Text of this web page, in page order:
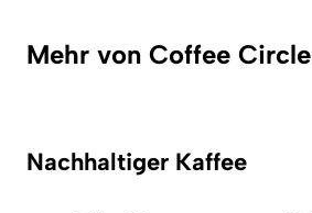
Mehr von Coffee Circle
Nachhaltiger Kaffee